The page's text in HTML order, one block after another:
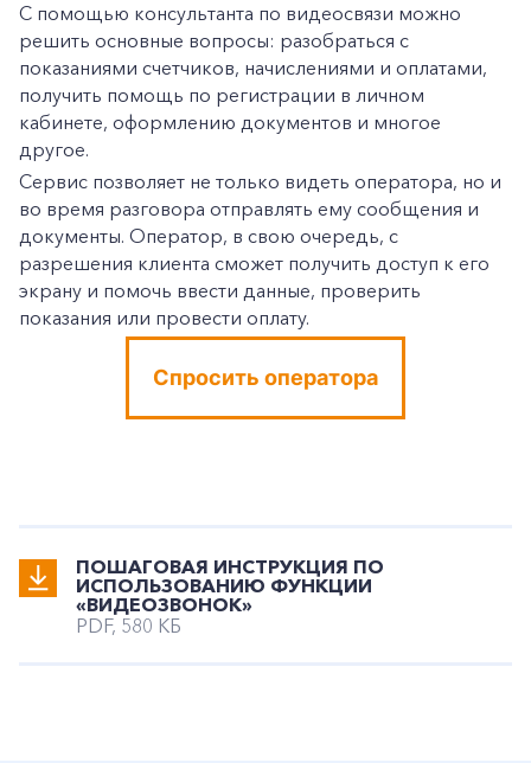
+7-800-700-24-57
Частным клиентам
Корпоративным клиентам
С помощью консультанта по видеосвязи можно
решить основные вопросы: разобраться с
показаниями счетчиков, начислениями и оплатами,
получить помощь по регистрации в личном
кабинете, оформлению документов и многое
другое.
Сервис позволяет не только видеть оператора, но и
во время разговора отправлять ему сообщения и
документы. Оператор, в свою очередь, с
разрешения клиента сможет получить доступ к его
экрану и помочь ввести данные, проверить
показания или провести оплату.
Спросить оператора
ПОШАГОВАЯ ИНСТРУКЦИЯ ПО
ИСПОЛЬЗОВАНИЮ ФУНКЦИИ
«ВИДЕОЗВОНОК»
PDF, 580 КБ